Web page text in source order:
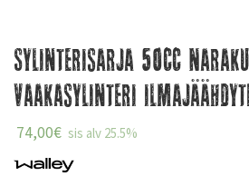
Sylinterisarja 50cc Naraku
vaakasylinteri
74,00€ sis alv 25.5%